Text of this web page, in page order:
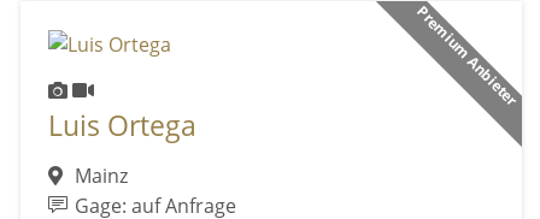
Premium Anbieter
Luis Ortega
Mainz
Gage: auf Anfrage